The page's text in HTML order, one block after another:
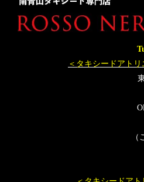
＜タキシードアト